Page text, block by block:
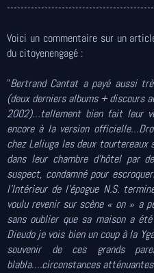
Voici un commentaire sur un
du citoyenengagé :
"Bertrand Cantat a payé aussi
(deux derniers albums + discours
2002)…tellement bien fait leur
encore à la version
chez Leliuga les deux
dans leur chambre d’hôtel par
suspect, condamné pour
l’Intérieur de l’épogue N.S.
voulu revenir sur scène « on » a
sans oublier que sa maison a
Dieudo je vois bien un coup à la
souvenir de ces grands
blabla….circonstances